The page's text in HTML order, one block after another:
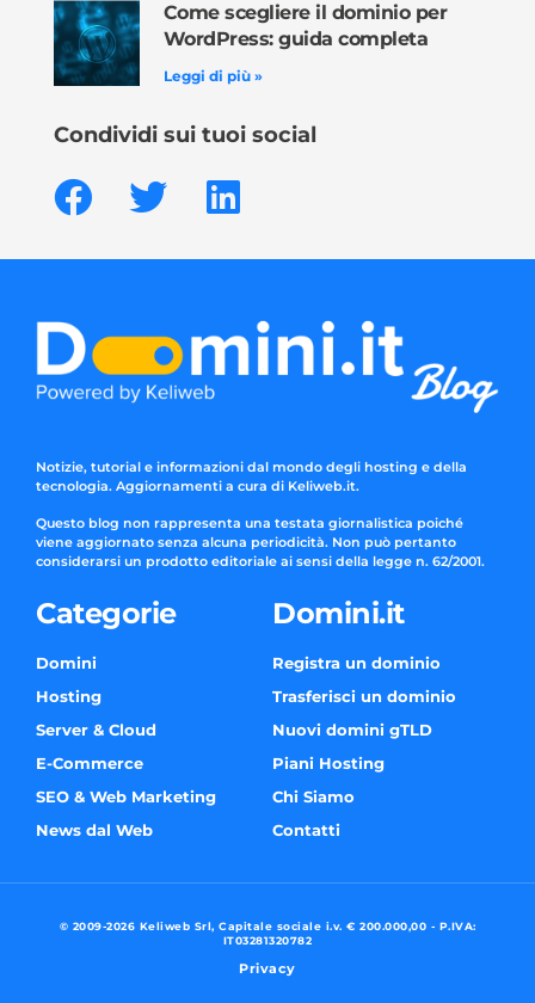
Come scegliere il dominio per
WordPress: guida completa
Leggi di più »
Condividi sui tuoi social
Notizie, tutorial e informazioni dal mondo degli hosting e della
tecnologia. Aggiornamenti a cura di Keliweb.it.
Questo blog non rappresenta una testata giornalistica poiché
viene aggiornato senza alcuna periodicità. Non può pertanto
considerarsi un prodotto editoriale ai sensi della legge n. 62/2001.
Categorie
Domini
Hosting
Server & Cloud
E-Commerce
SEO & Web Marketing
News dal Web
Domini.it
Registra un dominio
Trasferisci un dominio
Nuovi domini gTLD
Piani Hosting
Chi Siamo
Contatti
© 2009-2026 Keliweb Srl, Capitale sociale i.v. € 200.000,00 - P.IVA:
IT03281320782
Privacy